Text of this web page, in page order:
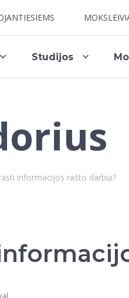
Studijos
informacijos rašto darbui?